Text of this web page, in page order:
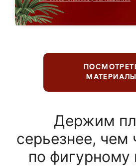
МАТЕРИАЛЫ
Держим
серьезнее,
по фигурному